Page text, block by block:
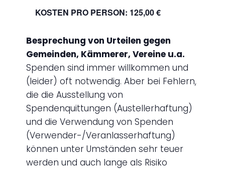
KOSTEN PRO PERSON: 125,00 €
Besprechung von Urteilen gegen
Gemeinden, Kämmerer, Vereine u.a.
Spenden sind immer willkommen und
(leider) oft notwendig. Aber bei Fehlern,
die die Ausstellung von
Spendenquittungen (Austellerhaftung)
und die Verwendung von Spenden
(Verwender-/Veranlasserhaftung)
können unter Umständen sehr teuer
werden und auch lange als Risiko